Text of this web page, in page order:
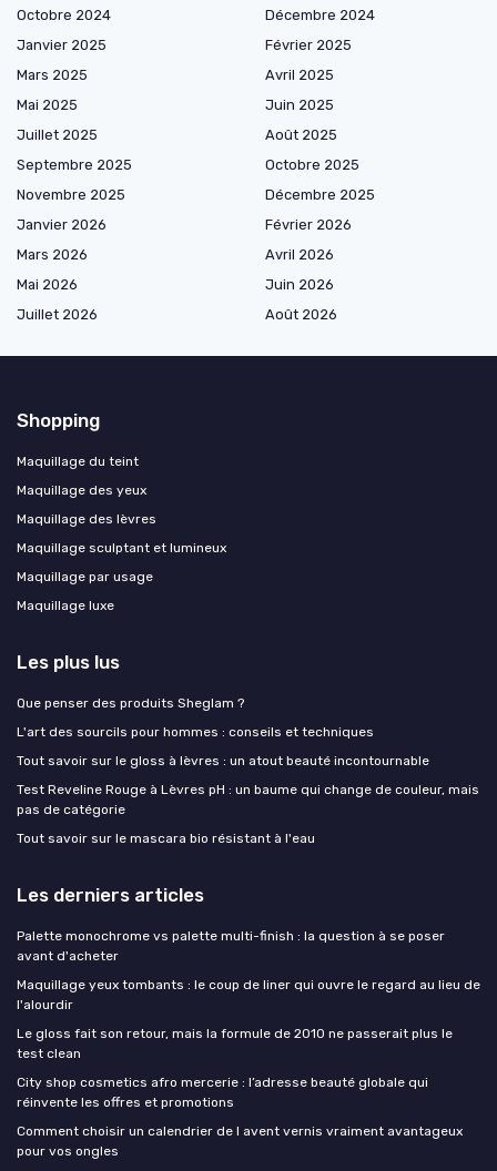
Octobre 2024
Décembre 2024
Janvier 2025
Février 2025
Mars 2025
Avril 2025
Mai 2025
Juin 2025
Juillet 2025
Août 2025
Septembre 2025
Octobre 2025
Novembre 2025
Décembre 2025
Janvier 2026
Février 2026
Mars 2026
Avril 2026
Mai 2026
Juin 2026
Juillet 2026
Août 2026
Shopping
Maquillage du teint
Maquillage des yeux
Maquillage des lèvres
Maquillage sculptant et lumineux
Maquillage par usage
Maquillage luxe
Les plus lus
Que penser des produits Sheglam ?
L'art des sourcils pour hommes : conseils et techniques
Tout savoir sur le gloss à lèvres : un atout beauté incontournable
Test Reveline Rouge à Lèvres pH : un baume qui change de couleur, mais
pas de catégorie
Tout savoir sur le mascara bio résistant à l'eau
Les derniers articles
Palette monochrome vs palette multi-finish : la question à se poser
avant d'acheter
Maquillage yeux tombants : le coup de liner qui ouvre le regard au lieu de
l'alourdir
Le gloss fait son retour, mais la formule de 2010 ne passerait plus le
test clean
City shop cosmetics afro mercerie : l’adresse beauté globale qui
réinvente les offres et promotions
Comment choisir un calendrier de l avent vernis vraiment avantageux
pour vos ongles